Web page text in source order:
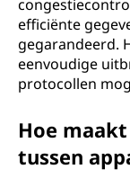
efficiënte
gegarandeerd.
eenvoudige
protocollen
Hoe
tussen